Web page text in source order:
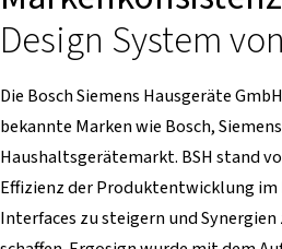
Design System
Die Bosch Siemens Hausgeräte
bekannte Marken wie Bosch,
Haushaltsgerätemarkt. BSH stand
Effizienz der Produktentwicklung im
Interfaces zu steigern und